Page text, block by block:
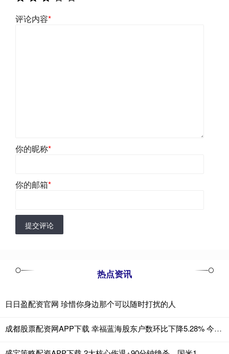
评论内容*
你的昵称*
你的邮箱*
提交评论
热点资讯
日日盈配资官网 珍惜你身边那个可以随时打扰的人
成都股票配资网APP下载 幸福蓝海股东户数环比下降5.28% 今日大涨3.56%